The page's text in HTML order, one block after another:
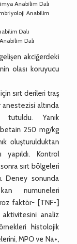
Anabilim Dalı
Anabilim
Dalı
Dalı
akciğerdeki
olası koruyucu
sırt derileri traş
anestezisi altında
Yanık
250 mg/kg
oluşturulduktan
Kontrol
sırt bölgeleri
Deney sonunda
numuneleri
faktör- [TNF-]
analiz
histolojik
MPO ve Na+,